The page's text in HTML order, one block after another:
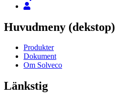
Huvudmeny (dekstop)
Produkter
Dokument
Om Solveco
Länkstig